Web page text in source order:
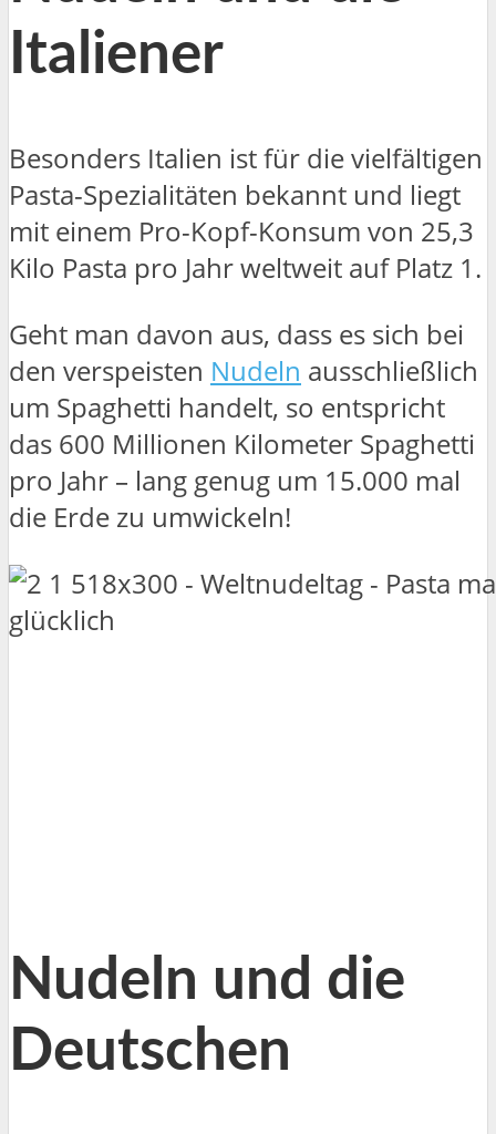
Italiener
Besonders Italien ist für die vielfältigen
Pasta-Spezialitäten bekannt und liegt
mit einem Pro-Kopf-Konsum von 25,3
Kilo Pasta pro Jahr weltweit auf Platz 1.
Geht man davon aus, dass es sich bei
den verspeisten Nudeln ausschließlich
um Spaghetti handelt, so entspricht
das 600 Millionen Kilometer Spaghetti
pro Jahr – lang genug um 15.000 mal
die Erde zu umwickeln!
Nudeln und die
Deutschen